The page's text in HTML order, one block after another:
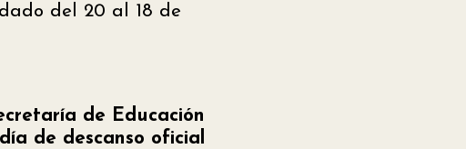
del 20 al 18 de
de Educación
de descanso oficial